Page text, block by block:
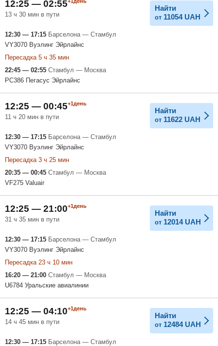
12:25 — 02:55
13 ч 30 мин в пути
Найти
от 11054 UAH
12:30 — 17:15 Барселона — Стамбул
VY3070 Вуэлинг Эйрлайнс
Пересадка 5 ч 35 мин
22:45 — 02:55 Стамбул — Москва
PC386 Пегасус Эйрлайнс
12:25 — 00:45+1день
11 ч 20 мин в пути
Найти
от 11622 UAH
12:30 — 17:15 Барселона — Стамбул
VY3070 Вуэлинг Эйрлайнс
Пересадка 3 ч 25 мин
20:35 — 00:45 Стамбул — Москва
VF275 Valuair
12:25 — 21:00+1день
31 ч 35 мин в пути
Найти
от 12014 UAH
12:30 — 17:15 Барселона — Стамбул
VY3070 Вуэлинг Эйрлайнс
Пересадка 23 ч 10 мин
16:20 — 21:00 Стамбул — Москва
U6784 Уральские авиалинии
12:25 — 04:10+1день
14 ч 45 мин в пути
Найти
от 12484 UAH
12:30 — 17:15 Барселона — Стамбул